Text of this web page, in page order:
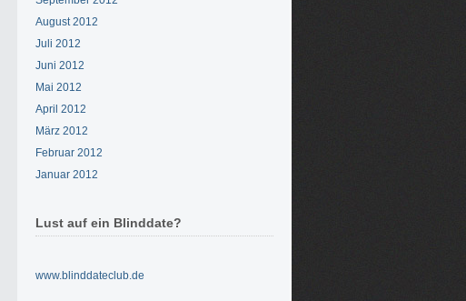
August 2012
Juli 2012
Juni 2012
Mai 2012
April 2012
März 2012
Februar 2012
Januar 2012
Lust auf ein Blinddate?
www.blinddateclub.de